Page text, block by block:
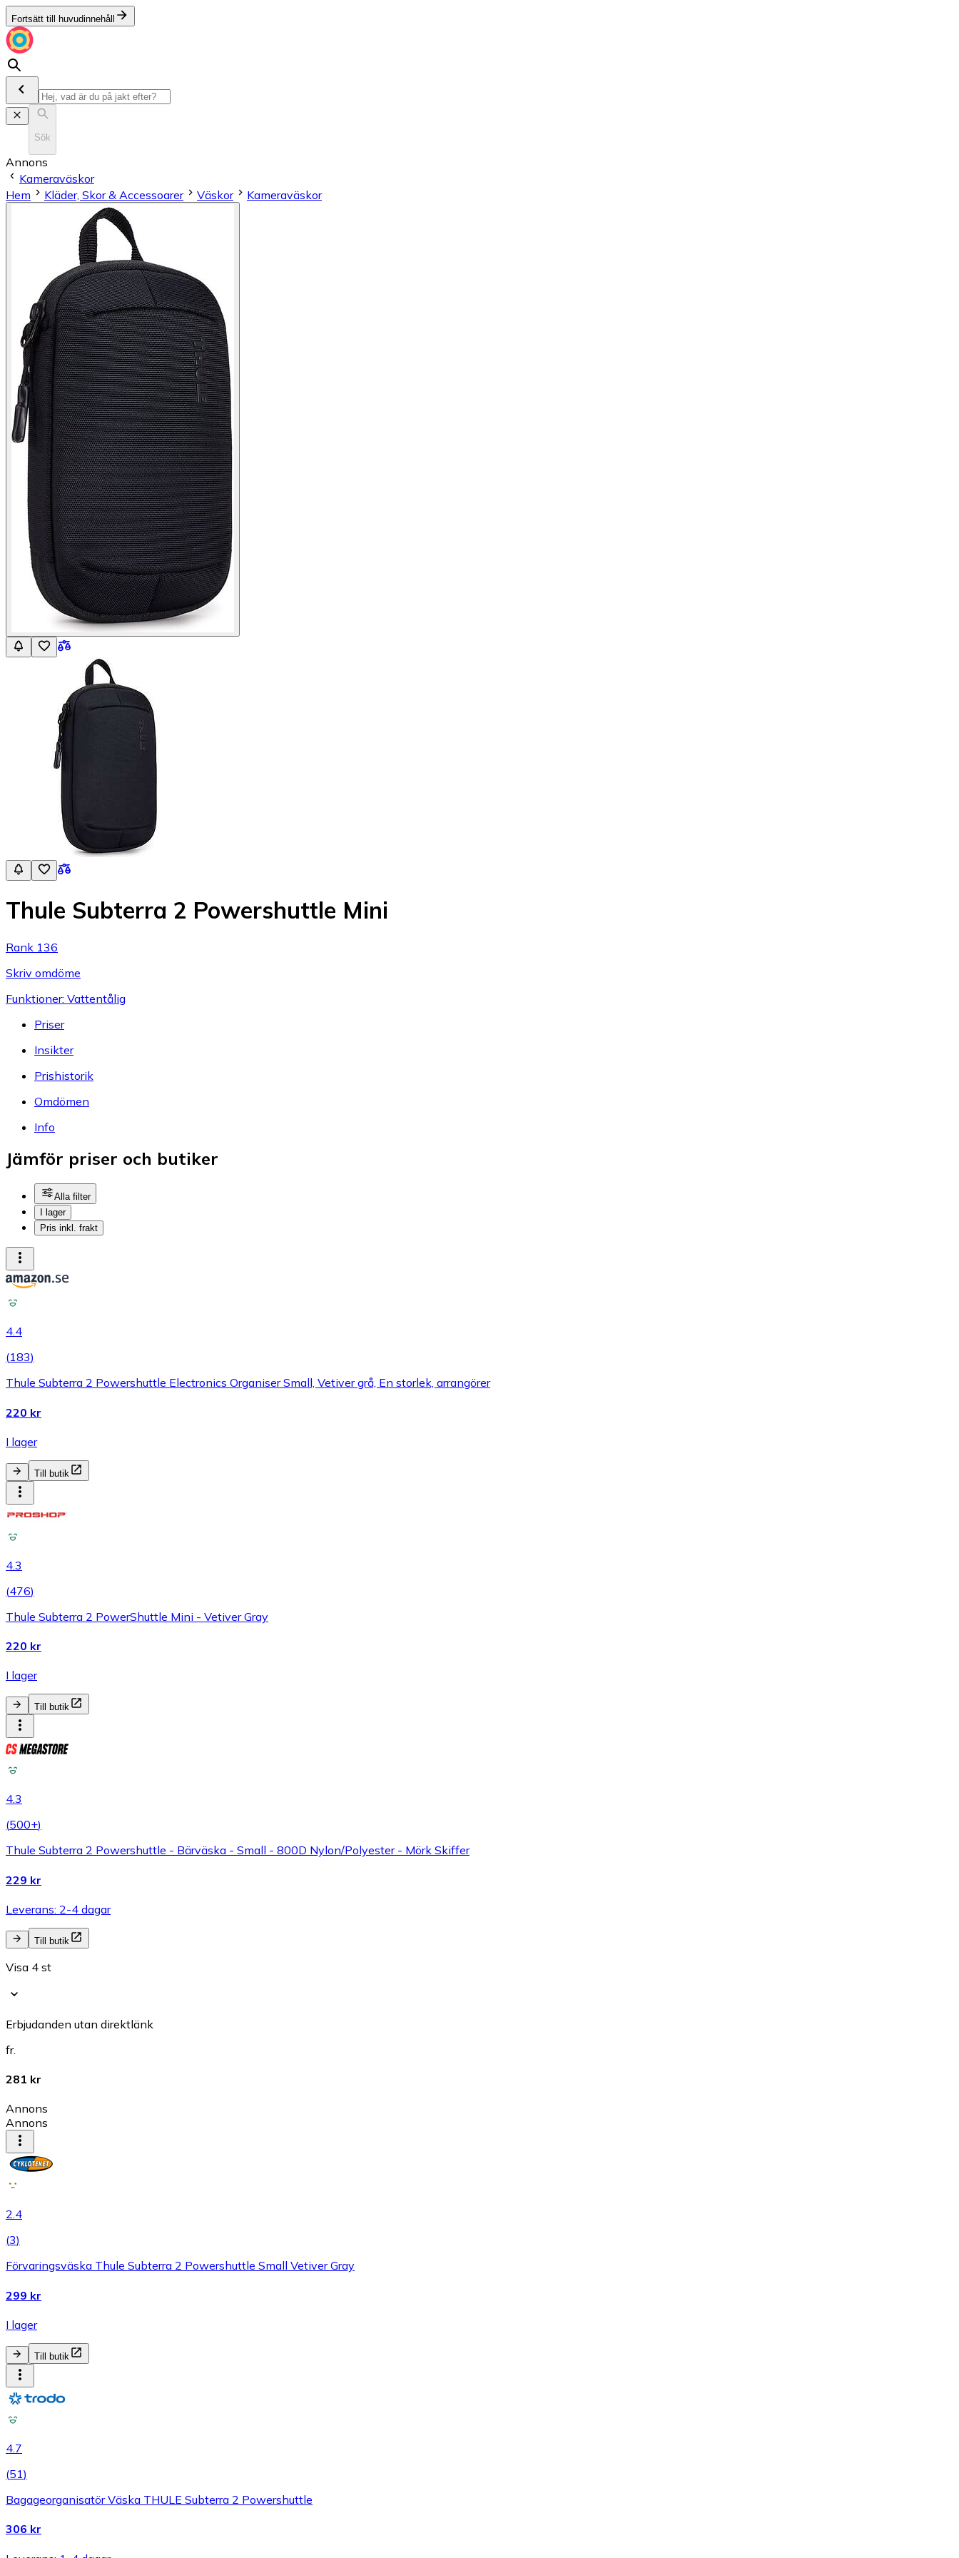
Fortsätt till huvudinnehåll
Sök
Annons
Kameraväskor
Hem
Kläder, Skor & Accessoarer Väskor Kameraväskor
Thule Subterra 2 Powershuttle Mini
Rank 136
Skriv omdöme
Funktioner: Vattentålig
Priser
Insikter
Prishistorik
Omdömen
Info
Jämför priser och butiker
Alla filter
I lager
Pris inkl. frakt
4.4
(183)
Thule Subterra 2 Powershuttle Electronics Organiser Small, Vetiver grå, En storlek, arrangörer
220 kr
I lager
Till butik
4.3
(476)
Thule Subterra 2 PowerShuttle Mini - Vetiver Gray
220 kr
I lager
Till butik
4.3
(500+)
Thule Subterra 2 Powershuttle - Bärväska - Small - 800D Nylon/Polyester - Mörk Skiffer
229 kr
Leverans: 2-4 dagar
Till butik
Visa 4 st
Erbjudanden utan direktlänk
fr.
281 kr
Annons
Annons
2.4
(3)
Förvaringsväska Thule Subterra 2 Powershuttle Small Vetiver Gray
299 kr
I lager
Till butik
4.7
(51)
Bagageorganisatör Väska THULE Subterra 2 Powershuttle
306 kr